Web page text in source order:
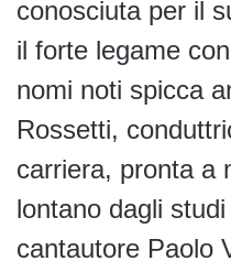
conosciuta per il
il forte legame
nomi noti spicca
Rossetti,
carriera, pronta a
lontano dagli
cantautore Paolo